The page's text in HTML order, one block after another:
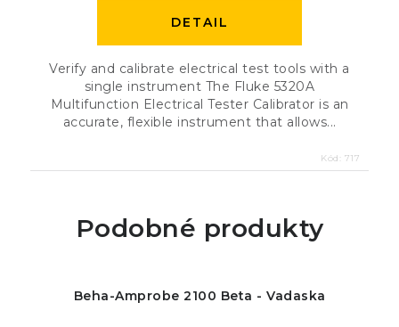
DETAIL
Verify and calibrate electrical test tools with a
single instrument The Fluke 5320A
Multifunction Electrical Tester Calibrator is an
accurate, flexible instrument that allows...
Kód: 717
Podobné produkty
Beha-Amprobe 2100 Beta - Vadaska